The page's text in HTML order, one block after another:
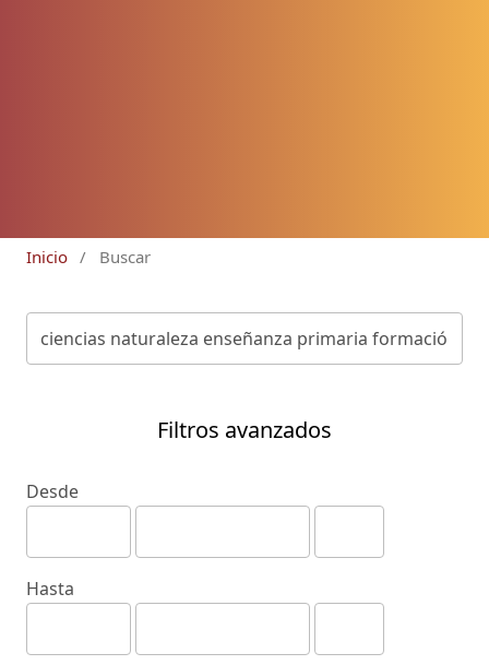
Inicio / Buscar
Filtros avanzados
Desde
Hasta